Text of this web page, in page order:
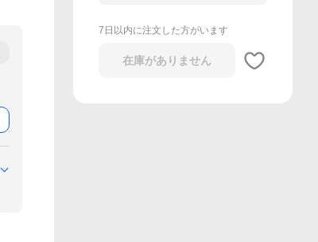
7日以内に注文した方がいます
在庫がありません